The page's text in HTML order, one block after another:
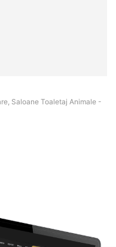
Saloane Toaletaj Animale -